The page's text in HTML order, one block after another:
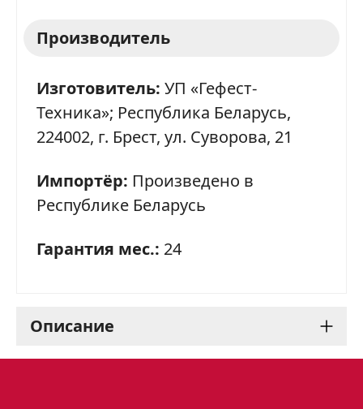
Производитель
Изготовитель: УП «Гефест-
Техника»; Республика Беларусь,
224002, г. Брест, ул. Суворова, 21
Импортёр: Произведено в
Республике Беларусь
Гарантия мес.: 24
Описание